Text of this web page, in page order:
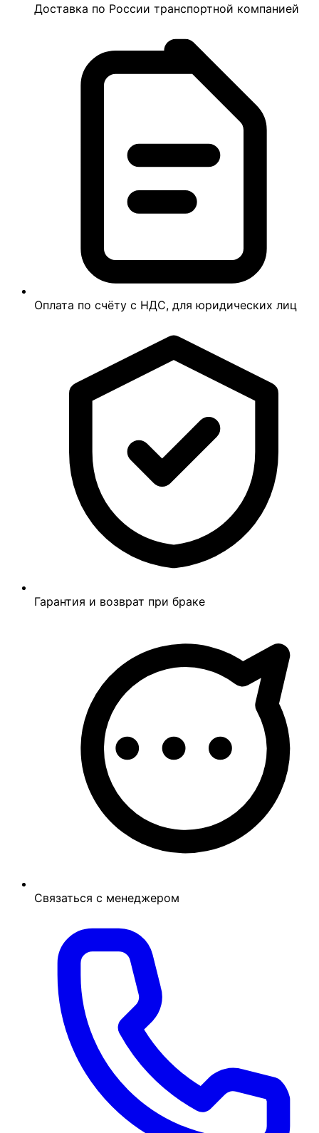
Доставка по России транспортной компанией
Оплата по счёту с НДС, для юридических лиц
Гарантия и возврат при браке
Связаться с менеджером